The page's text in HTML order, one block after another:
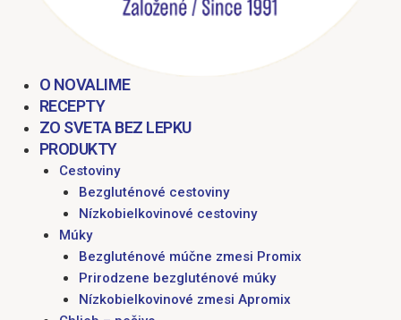
O NOVALIME
RECEPTY
ZO SVETA BEZ LEPKU
PRODUKTY
Cestoviny
Bezgluténové cestoviny
Nízkobielkovinové cestoviny
Múky
Bezgluténové múčne zmesi Promix
Prirodzene bezgluténové múky
Nízkobielkovinové zmesi Apromix